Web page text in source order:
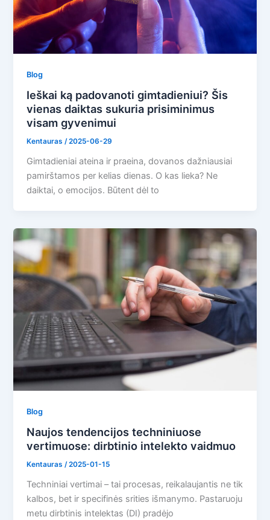
Blog
Ieškai ką padovanoti gimtadieniui? Šis
vienas daiktas sukuria prisiminimus
visam gyvenimui
Kentauras/2025-06-29
Gimtadieniai ateina ir praeina, dovanos dažniausiai
pamirštamos per kelias dienas. O kas lieka? Ne
daiktai, o emocijos. Būtent dėl to
Blog
Naujos tendencijos techniniuose
vertimuose: dirbtinio intelekto vaidmuo
Kentauras/2025-01-15
Techniniai vertimai – tai procesas, reikalaujantis ne tik
kalbos, bet ir specifinės srities išmanymo. Pastaruoju
metu dirbtinis intelektas (DI) pradėjo